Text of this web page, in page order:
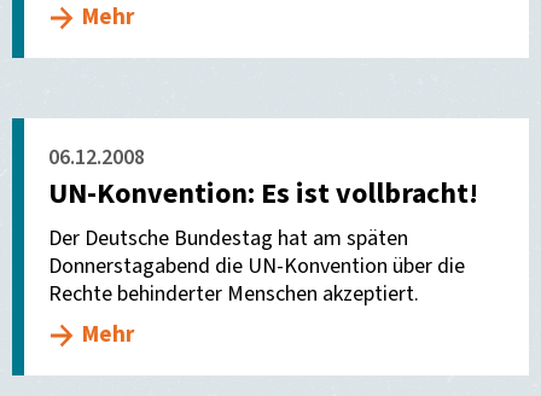
Mehr
06.12.2008
UN-Konvention: Es ist vollbracht!
Der Deutsche Bundestag hat am späten
Donnerstagabend die UN-Konvention über die
Rechte behinderter Menschen akzeptiert.
Mehr